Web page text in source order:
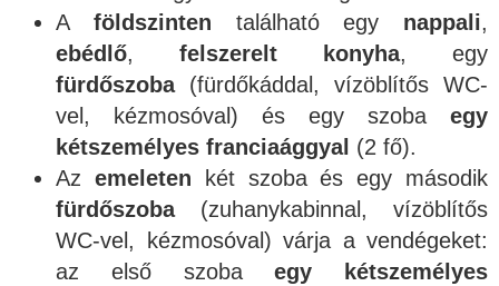
A földszinten található egy nappali,
ebédlő, felszerelt konyha, egy
fürdőszoba(fürdőkáddal, vízöblítős WC-
vel, kézmosóval) és egy szoba egy
kétszemélyes franciaággyal (2 fő).
Az emeleten két szoba és egy második
fürdőszoba(zuhanykabinnal, vízöblítős
WC-vel, kézmosóval) várja a vendégeket:
az első szobaegy kétszemélyes